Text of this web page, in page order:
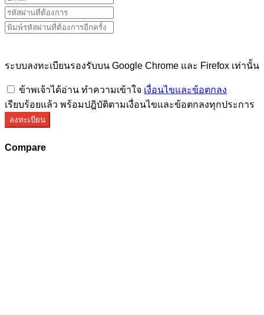
ระบบลงทะเบียนรองรับบน Google Chrome และ Firefox เท่านั้น
ข้าพเจ้าได้อ่าน ทำความเข้าใจ เงื่อนไขและข้อตกลง
เรียบร้อยแล้ว พร้อมปฎิบัติตามเงื่อนไขและข้อตกลงทุกประการ
ลงทะเบียน
Compare